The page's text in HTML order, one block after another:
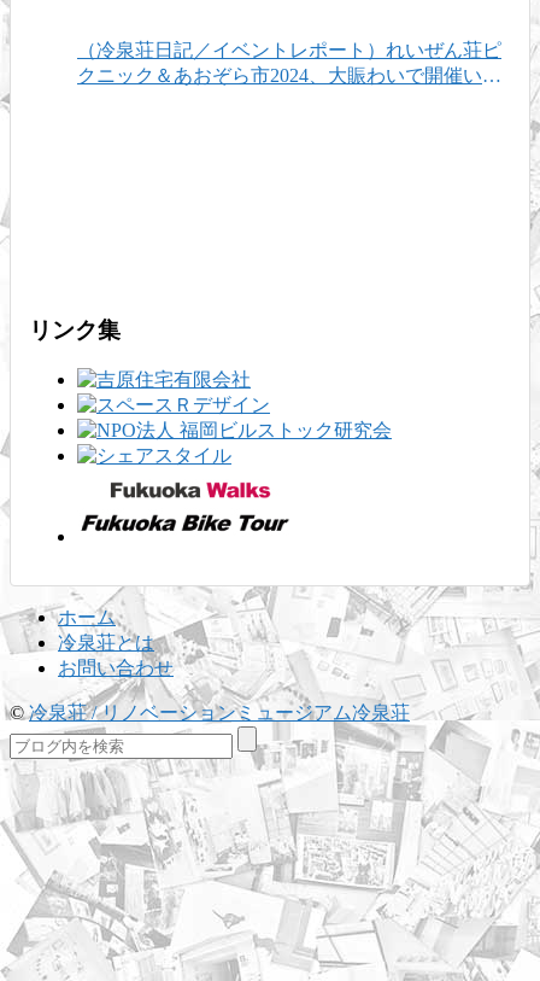
（冷泉荘日記／イベントレポート）れいぜん荘ピ
クニック＆あおぞら市2024、大賑わいで開催いた
リンク集
ホーム
冷泉荘とは
お問い合わせ
©冷泉荘 / リノベーションミュージアム冷泉荘